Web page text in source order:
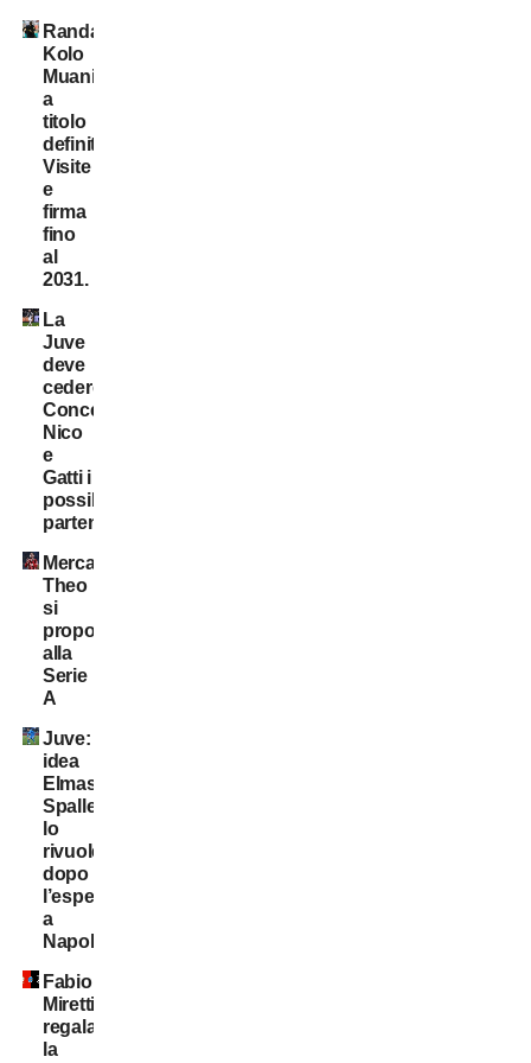
Randal
Kolo
Muani:
a
titolo
definitivo!
Visite
e
firma
fino
al
2031.
La
Juve
deve
cedere:
Conceição,
Nico
e
Gatti i
possibili
partenti
Mercato:
Theo
si
propone
alla
Serie
A
Juve:
idea
Elmas.
Spalletti
lo
rivuole
dopo
l’esperienza
a
Napoli
Fabio
Miretti
regala
la